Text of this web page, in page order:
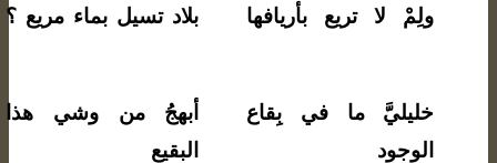
ولِمْ لا تريع بأريافها بلاد تسيل بماء مريع ؟
خليليَّ ما في بِقاع
الوجود
أبهجُ من وشي هذا
البقيع